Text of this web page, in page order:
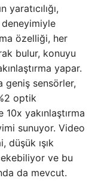
özelliği, her
bulur, konuyu
yapar.
geniş sensörler,
optik
10x yakınlaştırma
sunuyor. Video
düşük ışık
ve bu
da mevcut.